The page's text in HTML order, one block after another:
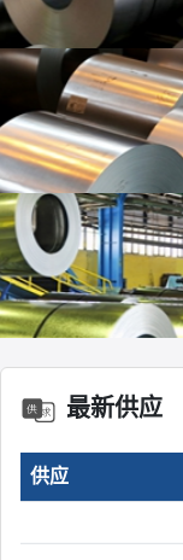
最新供应
供应
镀铝锌板有色耐